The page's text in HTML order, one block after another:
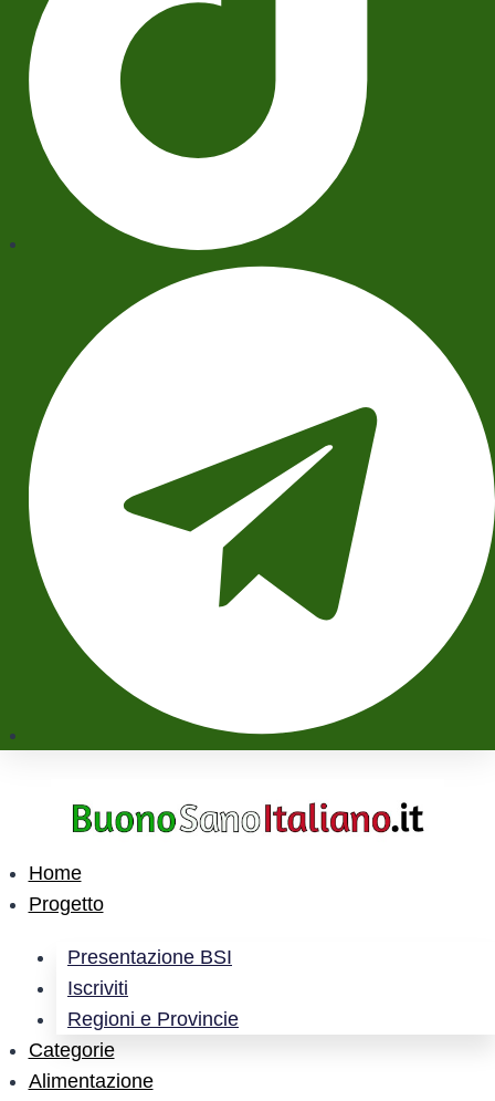
Home
Progetto
Presentazione BSI
Iscriviti
Regioni e Provincie
Categorie
Alimentazione